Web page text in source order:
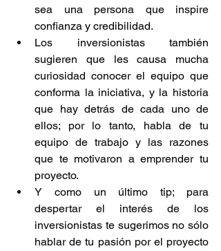
sea una persona que inspire
confianza y credibilidad.
Los inversionistas también
sugieren que les causa mucha
curiosidad conocer el equipo que
conforma la iniciativa, y la historia
que hay detrás de cada uno de
ellos; por lo tanto, habla de tu
equipo de trabajo y las razones
que te motivaron a emprender tu
proyecto.
Y como un último tip; para
despertar el interés de los
inversionistas te sugerimos no sólo
hablar de tu pasión por el proyecto